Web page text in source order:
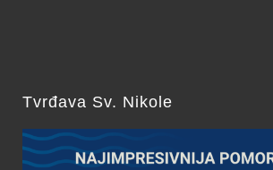
Tvrđava Sv. Nikole